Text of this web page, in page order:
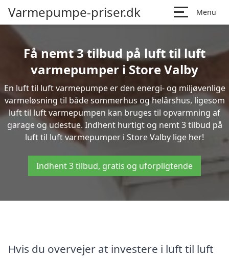
Varmepumpe-priser.dk Menu
Få nemt 3 tilbud på luft til luft
varmepumper i Store Valby
En luft til luft varmepumpe er den energi- og miljøvenlige
varmeløsning til både sommerhus og helårshus, ligesom
luft til luft varmepumpen kan bruges til opvarmning af
garage og udestue. Indhent hurtigt og nemt 3 tilbud på
luft til luft varmepumper i Store Valby lige her!
Indhent 3 tilbud, gratis og uforpligtende
Hvis du overvejer at investere i luft til luft